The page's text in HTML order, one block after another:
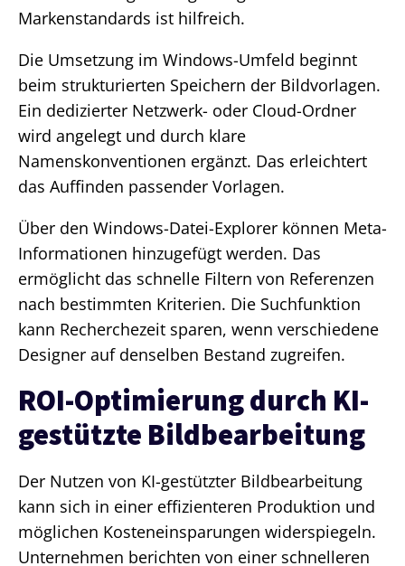
Markenstandards ist hilfreich.
Die Umsetzung im Windows-Umfeld beginnt
beim strukturierten Speichern der Bildvorlagen.
Ein dedizierter Netzwerk- oder Cloud-Ordner
wird angelegt und durch klare
Namenskonventionen ergänzt. Das erleichtert
das Auffinden passender Vorlagen.
Über den Windows-Datei-Explorer können Meta-
Informationen hinzugefügt werden. Das
ermöglicht das schnelle Filtern von Referenzen
nach bestimmten Kriterien. Die Suchfunktion
kann Recherchezeit sparen, wenn verschiedene
Designer auf denselben Bestand zugreifen.
ROI-Optimierung durch KI-
gestützte Bildbearbeitung
Der Nutzen von KI-gestützter Bildbearbeitung
kann sich in einer effizienteren Produktion und
möglichen Kosteneinsparungen widerspiegeln.
Unternehmen berichten von einer schnelleren